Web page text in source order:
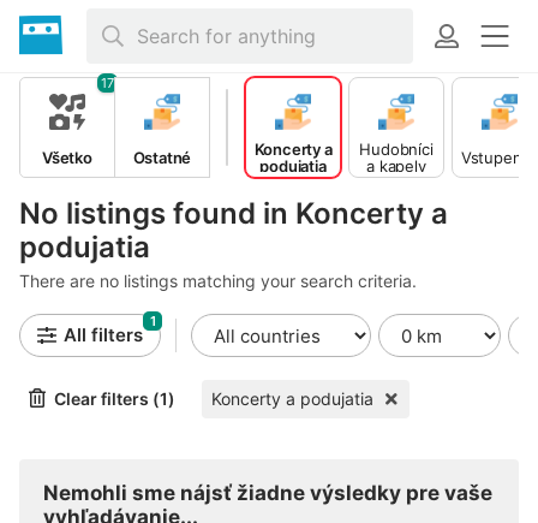
No listings found in Koncerty a
podujatia
There are no listings matching your search criteria.
Všetko
17
Ostatné
Koncerty a
podujatia
Hudobníci
a kapely
Vstupenky
All filters
1
Clear filters (1) Koncerty a podujatia
Nemohli sme nájsť žiadne výsledky pre vaše
vyhľadávanie...